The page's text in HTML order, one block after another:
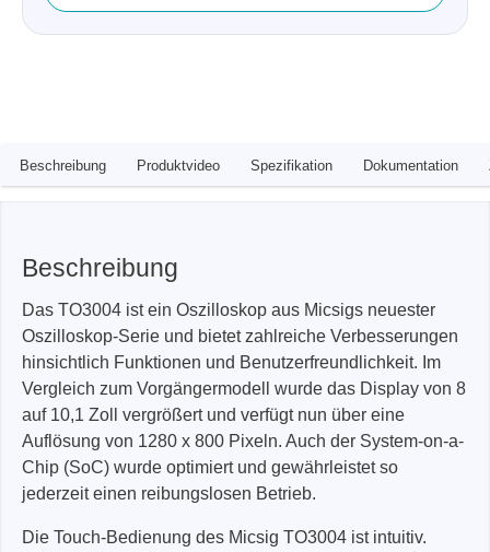
Beschreibung Produktvideo Spezifikation Dokumentation
Beschreibung
Das TO3004 ist ein Oszilloskop aus Micsigs neuester
Oszilloskop-Serie und bietet zahlreiche Verbesserungen
hinsichtlich Funktionen und Benutzerfreundlichkeit. Im
Vergleich zum Vorgängermodell wurde das Display von 8
auf 10,1 Zoll vergrößert und verfügt nun über eine
Auflösung von 1280 x 800 Pixeln. Auch der System-on-a-
Chip (SoC) wurde optimiert und gewährleistet so
jederzeit einen reibungslosen Betrieb.
Die Touch-Bedienung des Micsig TO3004 ist intuitiv.